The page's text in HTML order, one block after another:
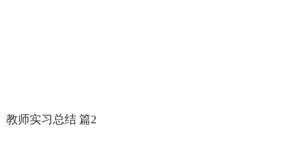
教师实习总结 篇2